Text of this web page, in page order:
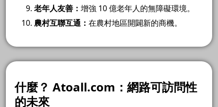
老年人友善： 增強 10 億老年人的無障礙環境。
農村互聯互通： 在農村地區開闢新的商機。
什麼？ Atoall.com：網路可訪問性
的未來